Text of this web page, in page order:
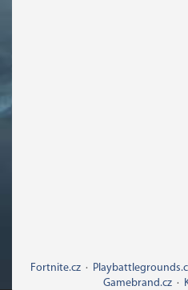
Fortnite.cz·
Gamebrand.cz ·